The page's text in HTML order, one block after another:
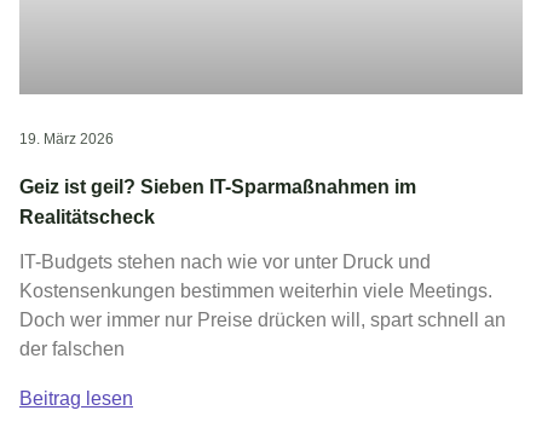
Geiz ist geil? Sieben IT-Sparmaßnahmen im
Realitätscheck
IT-Budgets stehen nach wie vor unter Druck und
Kostensenkungen bestimmen weiterhin viele Meetings.
Doch wer immer nur Preise drücken will, spart schnell an
der falschen
Beitrag lesen
19. März 2026